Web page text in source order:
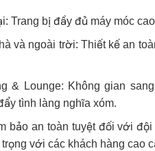
Trang bị đầy đủ máy móc
và ngoài trời: Thiết kế an
& Lounge: Không gian
tình làng nghĩa xóm.
bảo an toàn tuyệt đối với
với các khách hàng cao